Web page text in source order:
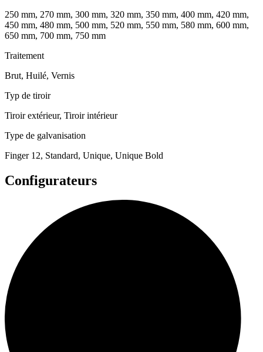
250 mm, 270 mm, 300 mm, 320 mm, 350 mm, 400 mm, 420 mm,
450 mm, 480 mm, 500 mm, 520 mm, 550 mm, 580 mm, 600 mm,
650 mm, 700 mm, 750 mm
Traitement
Brut, Huilé, Vernis
Typ de tiroir
Tiroir extérieur, Tiroir intérieur
Type de galvanisation
Finger 12, Standard, Unique, Unique Bold
Configurateurs